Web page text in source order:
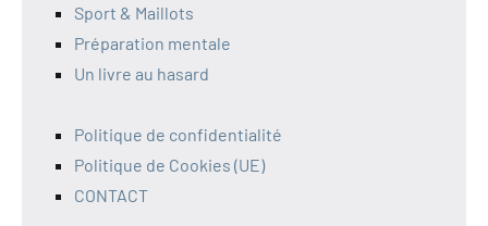
Sport & Maillots
Préparation mentale
Un livre au hasard
Politique de confidentialité
Politique de Cookies (UE)
CONTACT